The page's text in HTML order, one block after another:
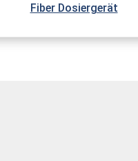
Fiber Dosiergerät